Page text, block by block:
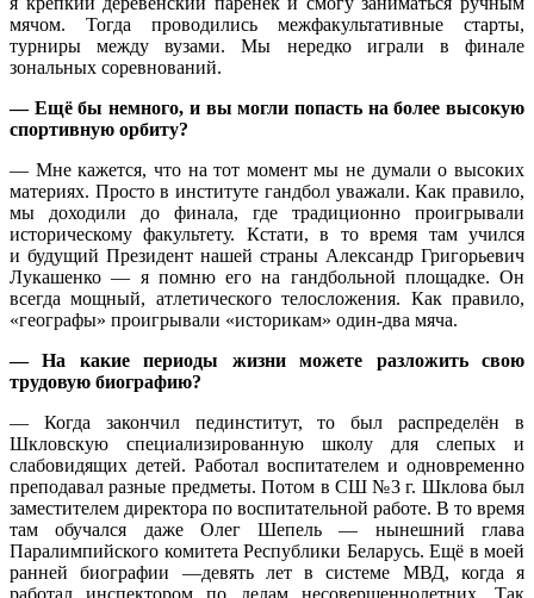
мячом. Тогда проводились межфакультативные старты,
турниры между вузами. Мы нередко играли в финале
зональных соревнований.
— Ещё бы немного, и вы могли попасть на более высокую
спортивную орбиту?
— Мне кажется, что на тот момент мы не думали о высоких
материях. Просто в институте гандбол уважали. Как правило,
мы доходили до финала, где традиционно проигрывали
историческому факультету. Кстати, в то время там учился
и будущий Президент нашей страны Александр Григорьевич
Лукашенко — я помню его на гандбольной площадке. Он
всегда мощный, атлетического телосложения. Как правило,
«географы» проигрывали «историкам» один-два мяча.
— На какие периоды жизни можете разложить свою
трудовую биографию?
— Когда закончил пединститут, то был распределён в
Шкловскую специализированную школу для слепых и
слабовидящих детей. Работал воспитателем и одновременно
преподавал разные предметы. Потом в СШ №3 г. Шклова был
заместителем директора по воспитательной работе. В то время
там обучался даже Олег Шепель — нынешний глава
Паралимпийского комитета Республики Беларусь. Ещё в моей
ранней биографии —девять лет в системе МВД, когда я
работал инспектором по делам несовершеннолетних. Так